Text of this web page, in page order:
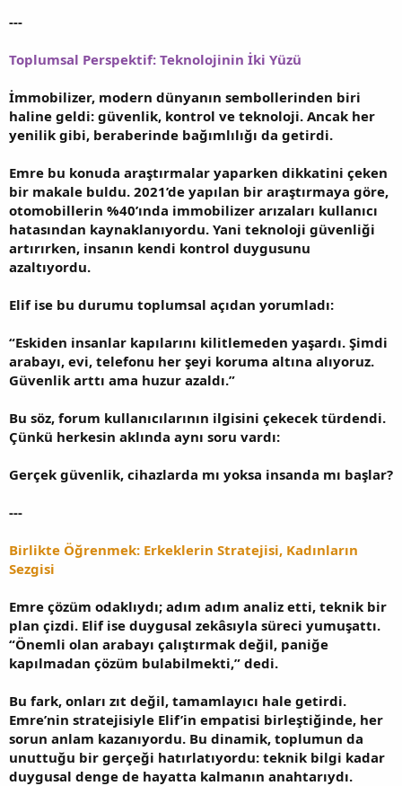
---
Toplumsal Perspektif: Teknolojinin İki Yüzü
İmmobilizer, modern dünyanın sembollerinden biri
haline geldi: güvenlik, kontrol ve teknoloji. Ancak her
yenilik gibi, beraberinde bağımlılığı da getirdi.
Emre bu konuda araştırmalar yaparken dikkatini çeken
bir makale buldu. 2021’de yapılan bir araştırmaya göre,
otomobillerin %40’ında immobilizer arızaları kullanıcı
hatasından kaynaklanıyordu. Yani teknoloji güvenliği
artırırken, insanın kendi kontrol duygusunu
azaltıyordu.
Elif ise bu durumu toplumsal açıdan yorumladı:
“Eskiden insanlar kapılarını kilitlemeden yaşardı. Şimdi
arabayı, evi, telefonu her şeyi koruma altına alıyoruz.
Güvenlik arttı ama huzur azaldı.”
Bu söz, forum kullanıcılarının ilgisini çekecek türdendi.
Çünkü herkesin aklında aynı soru vardı:
Gerçek güvenlik, cihazlarda mı yoksa insanda mı başlar?
---
Birlikte Öğrenmek: Erkeklerin Stratejisi, Kadınların
Sezgisi
Emre çözüm odaklıydı; adım adım analiz etti, teknik bir
plan çizdi. Elif ise duygusal zekâsıyla süreci yumuşattı.
“Önemli olan arabayı çalıştırmak değil, paniğe
kapılmadan çözüm bulabilmekti,” dedi.
Bu fark, onları zıt değil, tamamlayıcı hale getirdi.
Emre’nin stratejisiyle Elif’in empatisi birleştiğinde, her
sorun anlam kazanıyordu. Bu dinamik, toplumun da
unuttuğu bir gerçeği hatırlatıyordu: teknik bilgi kadar
duygusal denge de hayatta kalmanın anahtarıydı.